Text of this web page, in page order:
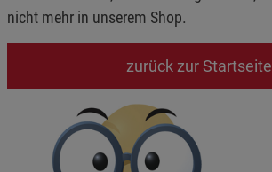
nicht mehr in unserem Shop.
zurück zur Startseite